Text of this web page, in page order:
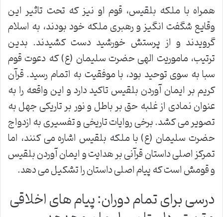
همراه با ملکه بلقیس، قوم او نیز که تحت تاثیر این
وقایع شگفت انگیز و رهبری ملکه خود بودند، به اسلام
گرویدند و از پرستش خورشید دست کشیدند. بدین
ترتیب، ماموریت الهی حضرت سلیمان (ع) که دعوت قوم
سبا به سوی توحید بود، با موفقیت به اتمام رسید. قرآن
کریم بر ایمان آوردن بلقیس تاکید دارد و این واقعه را به
عنوان نمادی از غلبه حق بر باطل و نور بر تاریکی جهل به
تصویر می کشد. برخی روایات تاریخی و تفسیری به ازدواج
حضرت سلیمان (ع) با ملکه بلقیس اشاره می کنند، اما
تمرکز اصلی داستان قرآنی بر هدایت و ایمان آوردن بلقیس
و قومش است که پیام اصلی داستان را تشکیل می دهد.
درسی برای تمام دوران: پیام های اخلاقی